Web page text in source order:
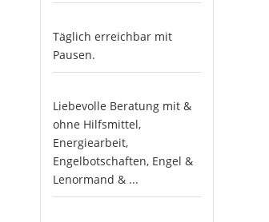
Täglich erreichbar mit
Pausen.
Liebevolle Beratung mit &
ohne Hilfsmittel,
Energiearbeit,
Engelbotschaften, Engel &
Lenormand & ...